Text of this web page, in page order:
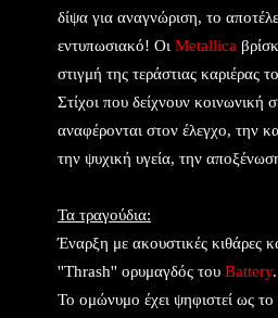
δίψα για αναγνώριση, το
εντυπωσιακό! Οι Metallica
στιγμή της τεράστιας καριέρας
Στίχοι που δείχνουν κοινωνική
αναφέρονται στον έλεγχο, την
την ψυχική υγεία, την
Τα τραγούδια:
Έναρξη με ακουστικές κιθάρες
''Thrash'' ορυμαγδός του Battery
Το ομώνυμο έχει ψηφιστεί ως το